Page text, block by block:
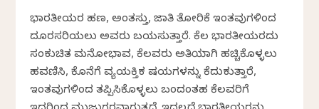
ಭಾರತೀಯರ ಹಣ, ಅಂತಸ್ತು, ಜಾತಿ ತೋರಿಕೆ ಇಂತವುಗಳಿಂದ
ದೂರಸರಿಯಲು ಅವರು ಬಯಸುತ್ತಾರೆ. ಕೆಲ ಭಾರತೀಯರದು
ಸಂಕುಚಿತ ಮನೋಭಾವ, ಕೆಲವರು ಅತಿಯಾಗಿ ಹಚ್ಚಿಕೊಳ್ಳಲು
ಹವಣಿಸಿ, ಕೊನೆಗೆ ವ್ಯಯಕ್ತಿಕ ವಿಷಯಗಳನ್ನು ಕೆದುಕುತ್ತಾರೆ,
ಇಂತವುಗಳಿಂದ ತಪ್ಪಿಸಿಕೊಳ್ಳಲು ಬಂದಂತಹ ಕೆಲವರಿಗೆ